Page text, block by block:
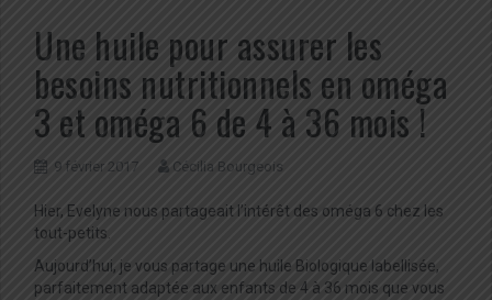
Une huile pour assurer les
besoins nutritionnels en oméga
3 et oméga 6 de 4 à 36 mois !
9 février 2017 Cécilia Bourgeois
Hier, Evelyne nous partageait l’intérêt des oméga 6 chez les
tout-petits.
Aujourd’hui, je vous partage une huile Biologique labellisée,
parfaitement adaptée aux enfants de 4 à 36 mois que vous